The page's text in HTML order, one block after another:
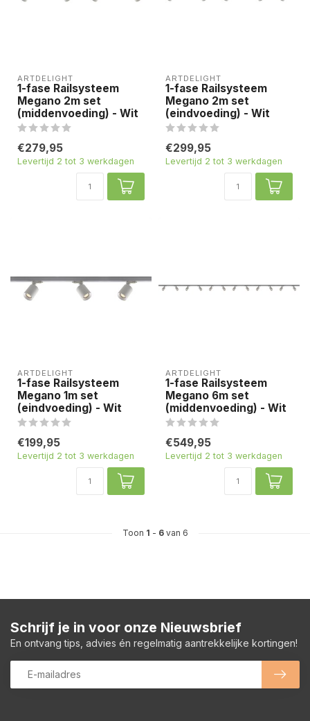
ARTDELIGHT
1-fase Railsysteem
Megano 2m set
(middenvoeding) - Wit
€279,95
Levertijd 2 tot 3 werkdagen
ARTDELIGHT
1-fase Railsysteem
Megano 2m set
(eindvoeding) - Wit
€299,95
Levertijd 2 tot 3 werkdagen
ARTDELIGHT
1-fase Railsysteem
Megano 1m set
(eindvoeding) - Wit
€199,95
Levertijd 2 tot 3 werkdagen
ARTDELIGHT
1-fase Railsysteem
Megano 6m set
(middenvoeding) - Wit
€549,95
Levertijd 2 tot 3 werkdagen
Toon 1 - 6van 6
Schrijf je in voor onze Nieuwsbrief
En ontvang tips, advies én regelmatig aantrekkelijke kortingen!